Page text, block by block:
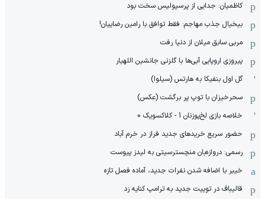
کاظمیان: جدایی از پرسپولیس سخت بود
بیخیال جذب مهاجم: فقط توافق با رامین رضاییان!
مربی سابق میلان از دنیا رفت
پیروزی اروپایی آبی‌ها با گلزنی جانشین اللهیار
گل اول بنفیکا به هارتس (سیلوا)
سحرخیزان با توپ پر برگشت (عکس)
خلاصه بازی لخ‌پوزنان 1 - کلاکسویک 0
حضور سریع خریدهای جدید فراز در خرم آباد
رسمی: دروازه‌بان منچسترسیتی به لیدز پیوست
خیبر با اضافه شدن نفرات جدید، آماده فصل تازه
قالیباف در توییت جدید به ترامپ کنایه زد